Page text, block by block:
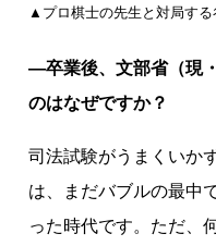
▲プロ棋士の先生と対局する
―卒業後、文部省（現
のはなぜですか？
司法試験がうまくいか
は、まだバブルの最中
った時代です。ただ、